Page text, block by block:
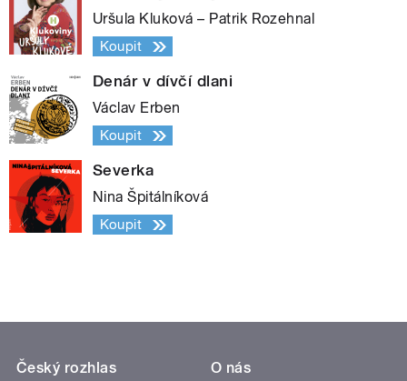
Uršula Kluková – Patrik Rozehnal
Koupit
Denár v dívčí dlani
Václav Erben
Koupit
Severka
Nina Špitálníková
Koupit
Český rozhlas
O nás